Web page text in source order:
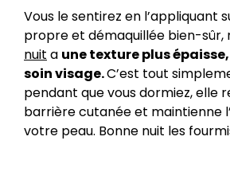
Vous le sentirez en l’appliquant
propre et démaquillée bien-sûr,
nuit a une texture plus
soin visage.C’est tout
pendant que vous dormiez, elle
barrière cutanée et maintienne
votre peau. Bonne nuit les